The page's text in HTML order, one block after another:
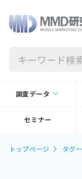
調査データ
セミナー
トップページ タグ